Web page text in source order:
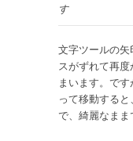
す
文字ツールの矢
スがずれて再
まいます。で
って移動する
で、綺麗なまま